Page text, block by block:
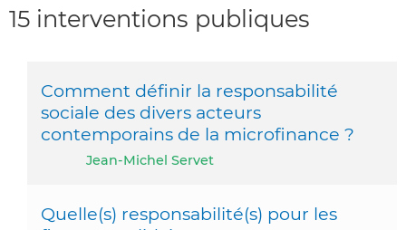
15 interventions publiques
Comment définir la responsabilité
sociale des divers acteurs
contemporains de la microfinance ?
Jean-Michel Servet
Quelle(s) responsabilité(s) pour les